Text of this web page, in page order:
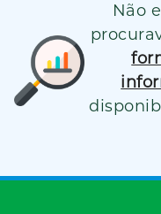
Não